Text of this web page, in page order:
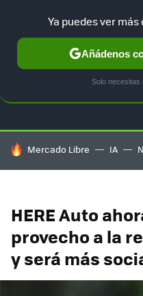
TESLA UBER AUTO
HOY SE HABLA DE
Mercado Libre IA
HERE Auto
provecho a la
y será más
Ya puedes ver más
Añádenos
Solo necesitas